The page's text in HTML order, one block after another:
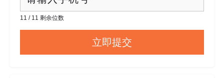
11 / 11 剩余位数